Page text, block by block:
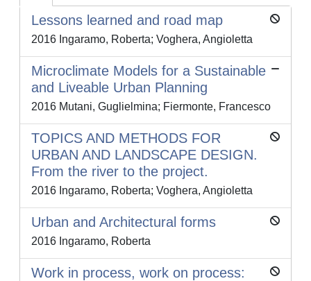
Lessons learned and road map
2016 Ingaramo, Roberta; Voghera, Angioletta
Microclimate Models for a Sustainable
and Liveable Urban Planning
2016 Mutani, Guglielmina; Fiermonte, Francesco
TOPICS AND METHODS FOR
URBAN AND LANDSCAPE DESIGN.
From the river to the project.
2016 Ingaramo, Roberta; Voghera, Angioletta
Urban and Architectural forms
2016 Ingaramo, Roberta
Work in process, work on process: